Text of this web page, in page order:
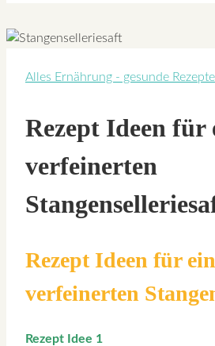
Alles Ernährung - gesunde Rezepte
Rezept Ideen für
verfeinerten
Rezept Ideen für
verfeinerten
Rezept Idee 1